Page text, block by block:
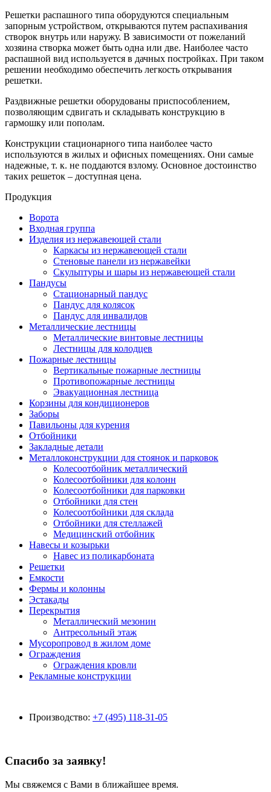
Решетки распашного типа оборудуются специальным
запорным устройством, открываются путем распахивания
створок внутрь или наружу. В зависимости от пожеланий
хозяина створка может быть одна или две. Наиболее часто
распашной вид используется в дачных постройках. При таком
решении необходимо обеспечить легкость открывания
решетки.
Раздвижные решетки оборудованы приспособлением,
позволяющим сдвигать и складывать конструкцию в
гармошку или пополам.
Конструкции стационарного типа наиболее часто
используются в жилых и офисных помещениях. Они самые
надежные, т. к. не поддаются взлому. Основное достоинство
таких решеток – доступная цена.
Продукция
Ворота
Входная группа
Изделия из нержавеющей стали
Каркасы из нержавеющей стали
Стеновые панели из нержавейки
Скульптуры и шары из нержавеющей стали
Пандусы
Стационарный пандус
Пандус для колясок
Пандус для инвалидов
Металлические лестницы
Металлические винтовые лестницы
Лестницы для колодцев
Пожарные лестницы
Вертикальные пожарные лестницы
Противопожарные лестницы
Эвакуационная лестница
Корзины для кондиционеров
Заборы
Павильоны для курения
Отбойники
Закладные детали
Металлоконструкции для стоянок и парковок
Колесоотбойник металлический
Колесоотбойники для колонн
Колесоотбойники для парковки
Отбойники для стен
Колесоотбойники для склада
Отбойники для стеллажей
Медицинский отбойник
Навесы и козырьки
Навес из поликарбоната
Решетки
Емкости
Фермы и колонны
Эстакады
Перекрытия
Металлический мезонин
Антресольный этаж
Мусоропровод в жилом доме
Ограждения
Ограждения кровли
Рекламные конструкции
Производство: +7 (495) 118-31-05
Спасибо за заявку!
Мы свяжемся с Вами в ближайшее время.